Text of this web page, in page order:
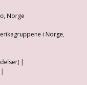
Norge
i Norge,
|